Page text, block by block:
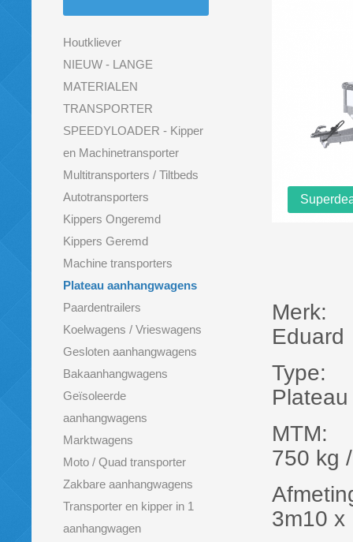
Houtkliever
NIEUW - LANGE
MATERIALEN
TRANSPORTER
SPEEDYLOADER - Kipper
en Machinetransporter
Multitransporters / Tiltbeds
Autotransporters
Kippers Ongeremd
Kippers Geremd
Machine transporters
Plateau aanhangwagens
Paardentrailers
Koelwagens / Vrieswagens
Gesloten aanhangwagens
Bakaanhangwagens
Geïsoleerde
aanhangwagens
Marktwagens
Moto / Quad transporter
Zakbare aanhangwagens
Transporter en kipper in 1
aanhangwagen
Merk:
Eduard
Type:
MTM:
750 kg
3m10 x